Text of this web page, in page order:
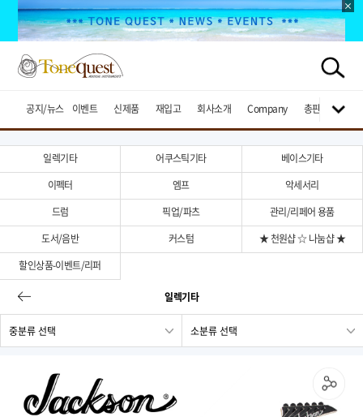
공지/뉴스 이벤트 신제품 재입고 회사소개 Company 총판브랜드
일렉기타 어쿠스틱기타
베이스기타
이펙터
엠프
악세서리
드럼
픽업/파츠
관리/리페어 용품
도서/음반
커스텀
★ 천원샵 ☆ 나눔샵 ★
할인상품-이벤트/리퍼
일렉기타